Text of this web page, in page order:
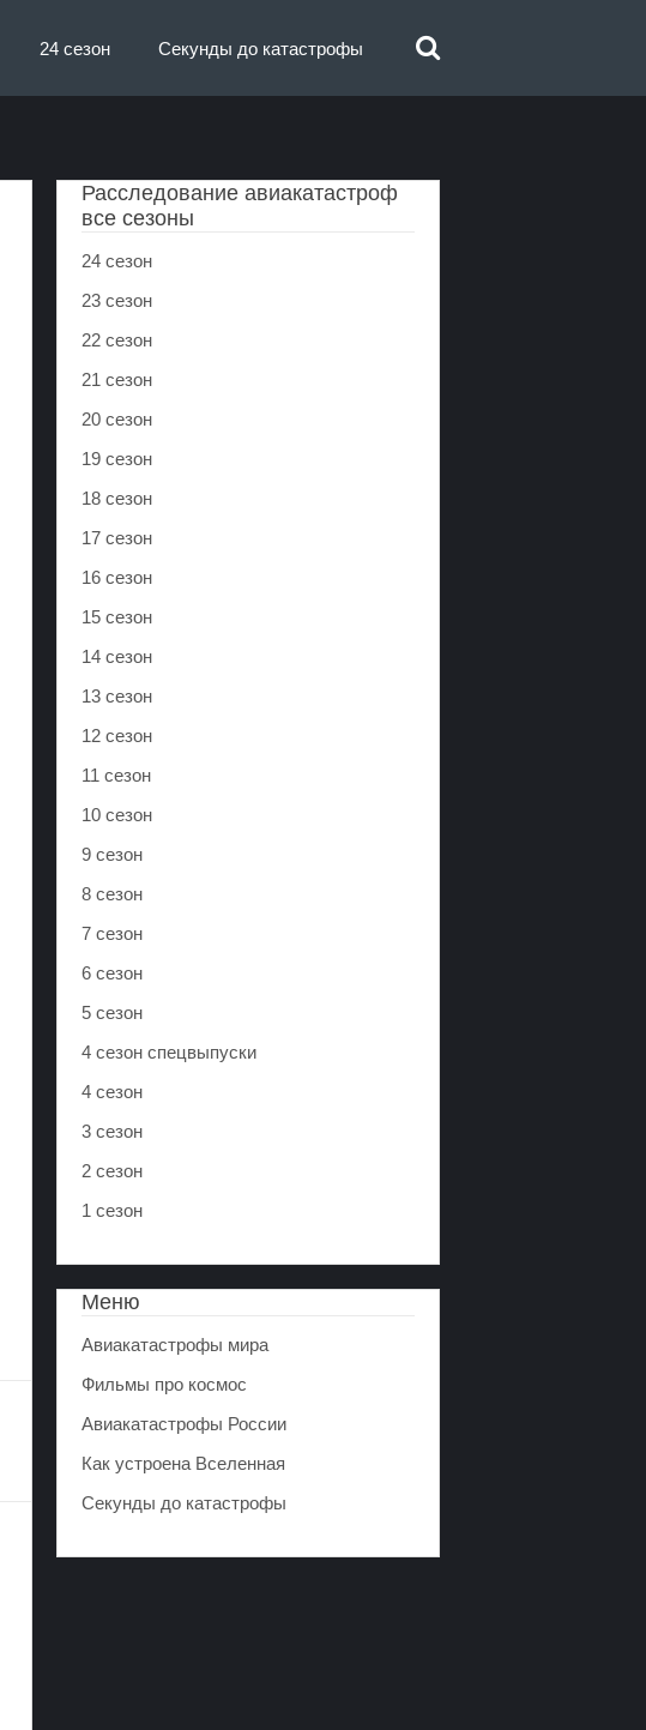
24 сезон Секунды до катастрофы
Расследование авиакатастроф
все сезоны
24 сезон
23 сезон
22 сезон
21 сезон
20 сезон
19 сезон
18 сезон
17 сезон
16 сезон
15 сезон
14 сезон
13 сезон
12 сезон
11 сезон
10 сезон
9 сезон
8 сезон
7 сезон
6 сезон
5 сезон
4 сезон спецвыпуски
4 сезон
3 сезон
2 сезон
1 сезон
Меню
Авиакатастрофы мира
Фильмы про космос
Авиакатастрофы России
Как устроена Вселенная
Секунды до катастрофы